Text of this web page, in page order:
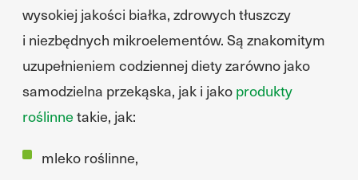
wysokiej jakości białka, zdrowych tłuszczy
i niezbędnych mikroelementów. Są znakomitym
uzupełnieniem codziennej diety zarówno jako
samodzielna przekąska, jak i jako produkty
roślinnetakie, jak:
mleko roślinne,